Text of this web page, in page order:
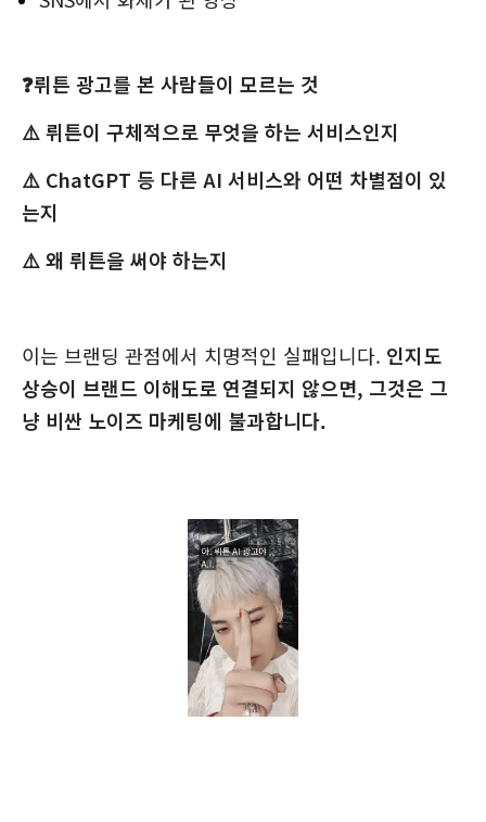
❓뤼튼 광고를 본 사람들이 모르는 것
⚠️ 뤼튼이 구체적으로 무엇을 하는 서비스인지
⚠️ ChatGPT 등 다른 AI 서비스와 어떤 차별점이 있
는지
⚠️ 왜 뤼튼을 써야 하는지
이는 브랜딩 관점에서 치명적인 실패입니다. 인지도
상승이 브랜드 이해도로 연결되지 않으면, 그것은 그
냥 비싼 노이즈 마케팅에 불과합니다.